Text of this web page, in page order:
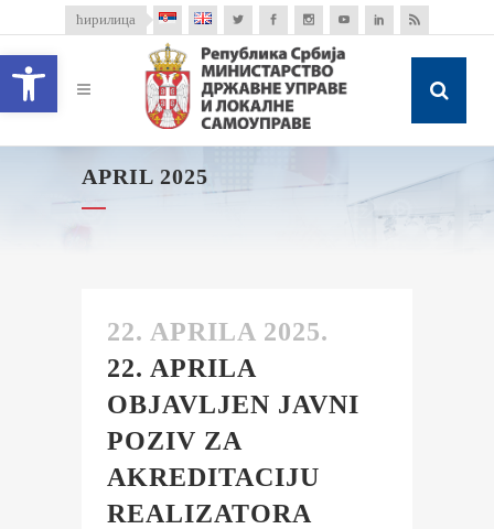
Open toolbar
ћирилица
APRIL 2025
22. APRILA 2025.
22. APRILA
OBJAVLJEN JAVNI
POZIV ZA
AKREDITACIJU
REALIZATORA